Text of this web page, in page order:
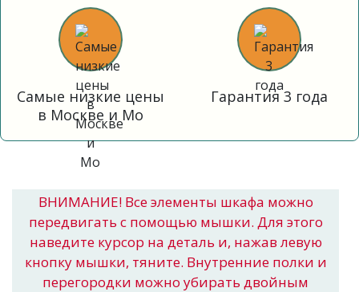
Самые низкие цены
в Москве и Мо
Гарантия 3 года
ВНИМАНИЕ! Все элементы шкафа можно
передвигать с помощью мышки. Для этого
наведите курсор на деталь и, нажав левую
кнопку мышки, тяните. Внутренние полки и
перегородки можно убирать двойным